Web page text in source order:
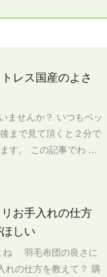
レス国産のよさ
ませんか？ いつもベッ
まで見て頂くと２分で
す。 この記事でわ ...
お手入れの仕方
しい
ね 羽毛布団の良さに
れの仕方を教えて？ 購